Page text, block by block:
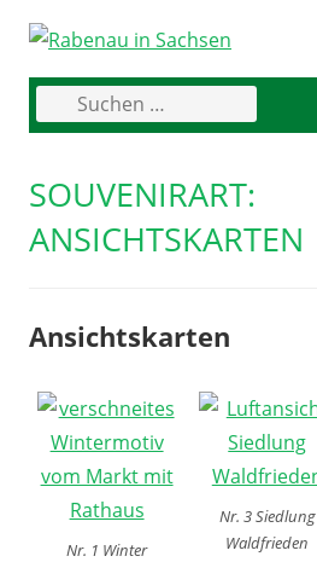
Skip
contentPrimary
Suchen
nach:
SOUVENIRART:
ANSICHTSKARTEN
Ansichtskarten
Nr. 1 Winter
Nr. 3 Siedlung
Waldfrieden